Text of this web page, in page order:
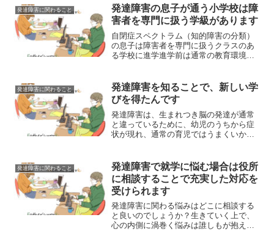
ので、主に一般的なレベルから比較する
と、脳の構造、働きが違う...
発達障害に関わること
発達障害の息子が通う小学校は障
害者を専門に扱う学級があります
自閉症スペクトラム（知的障害の分類）
の息子は障害者を専門に扱うクラスのあ
る学校に進学進学前は通常の教育環境を
悩みました。役所と療育センターにて相
談をしたところ、やはり子...
発達障害に関わること
発達障害を知ることで、新しい学
びを得たんです
発達障害は、生まれつき脳の発達が通常
と違っているために、幼児のうちから症
状が現れ、通常の育児ではうまくいかな
きにくさを感じることがあるかもしれま
せん。こちらでは、自閉症...
発達障害に関わること
発達障害で就学に悩む場合は役所
に相談することで充実した対応を
受けられます
発達障害に関わる悩みはどこに相談する
と良いのでしょうか？生きていく上で、
心の内側に渦巻く悩みは誰しもが抱えて